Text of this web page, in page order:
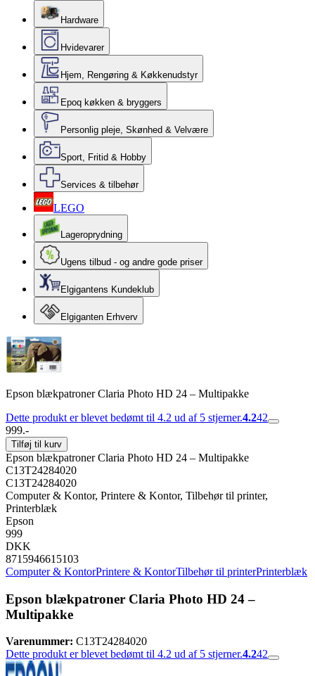
Hardware
Hvidevarer
Hjem, Rengøring & Køkkenudstyr
Epoq køkken & bryggers
Personlig pleje, Skønhed & Velvære
Sport, Fritid & Hobby
Services & tilbehør
LEGO
Lageroprydning
Ugens tilbud - og andre gode priser
Elgigantens Kundeklub
Elgiganten Erhverv
Epson blækpatroner Claria Photo HD 24 – Multipakke
Dette produkt er blevet bedømt til 4.2 ud af 5 stjerner.4.242
999.-
Tilføj til kurv
Epson blækpatroner Claria Photo HD 24 – Multipakke
C13T24284020
C13T24284020
Computer & Kontor, Printere & Kontor, Tilbehør til printer,
Printerblæk
Epson
999
DKK
8715946615103
Computer & KontorPrintere & KontorTilbehør til printerPrinterblæk
Epson blækpatroner Claria Photo HD 24 –
Multipakke
Varenummer: C13T24284020
Dette produkt er blevet bedømt til 4.2 ud af 5 stjerner.4.242